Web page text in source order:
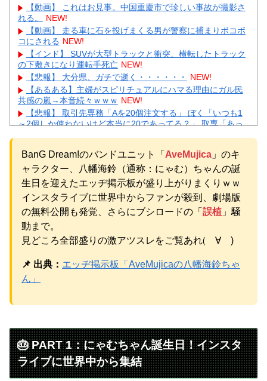
【動画】 これはお見事。中国重慶市で珍しい事故が撮影さ
れる。
NEW!
【動画】 走る車に石を投げまくる男が警察に捕まりボコボ
コにされる NEW!
【インド】 SUVが大型トラックと衝突、横転したトラック
の下敷きになり運転手死亡 NEW!
【悲報】 大分県、ガチで逝く・・・・・・
NEW!
【あるある】主婦がスピリチュアルにハマる理由にガル民
共感の嵐→本音続々ｗｗｗ NEW!
【悲報】 取引先専務「Aを20個注文する」 ぼく「いつも1
～2個しか使わないけど本当に20であってる？」 取専「あっ
ッッッッッッ！ NEW!
【画像】 例の美人すぎるおにぎり屋さん、裏でおっさんが
握っていたｗｗｗｗｗｗｗｗｗｗｗｗｗｗｗｗｗ NEW!
元いいとも青年隊、中居正広の”素顔”を暴露 NEW!
【物議】”子供1人2000万円”にガル民本音爆発→子なし・子
持ち大激論にｗｗｗ NEW!
元AKB社長、22億円申告漏れ 乃木坂46運営会社の株式を
パチンコ京楽産業に譲渡【ノース・リバー】【窪田康志】
パチンコ京楽産業に譲渡【ノース・リバー】【窪田康志】
Powered by livedoor 相互RSS
BanG Dream!のバンドユニット「 AveMujica 」のキ
ャラクター、八幡海鈴（通称：にゃむ）ちゃんの誕
生日を迎えたエッヂ掲示板が盛り上がりまくりｗｗ
インスタライブに世界中からファンが殺到、劇場版
の無料公開も発覚、さらにブシロードの「 誤植 」騒
動まで。
見どころ全部盛りの激アツスレをご覧あれ(゚∀゚)
📌 出典： エッヂ掲示板「AveMujicaの八幡海鈴ちゃ
ん」
🎂 PART 1：にゃむちゃん誕生日！インスタ
ライブに世界中から集結